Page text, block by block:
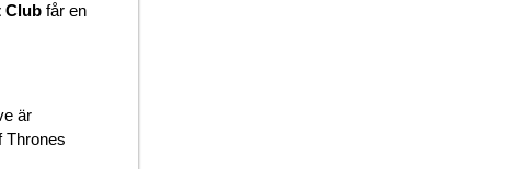
Club får en
är
Thrones